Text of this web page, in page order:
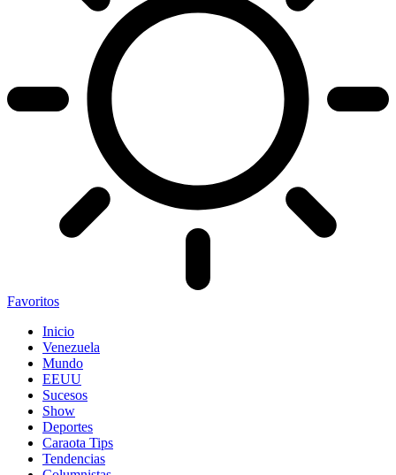
Favoritos
Inicio
Venezuela
Mundo
EEUU
Sucesos
Show
Deportes
Caraota Tips
Tendencias